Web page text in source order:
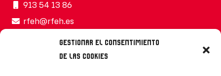
Gestionar el consentimiento
de las cookies
913 54 13 86
rfeh@rfeh.es